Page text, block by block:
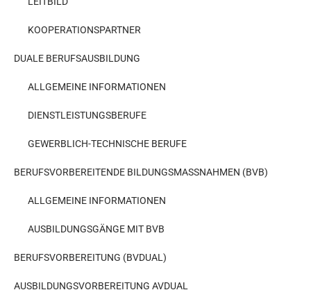
KOOPERATIONSPARTNER
DUALE BERUFSAUSBILDUNG
ALLGEMEINE INFORMATIONEN
DIENSTLEISTUNGSBERUFE
GEWERBLICH-TECHNISCHE BERUFE
BERUFSVORBEREITENDE BILDUNGSMASSNAHMEN (BVB)
ALLGEMEINE INFORMATIONEN
AUSBILDUNGSGÄNGE MIT BVB
BERUFSVORBEREITUNG (BVDUAL)
AUSBILDUNGSVORBEREITUNG AVDUAL